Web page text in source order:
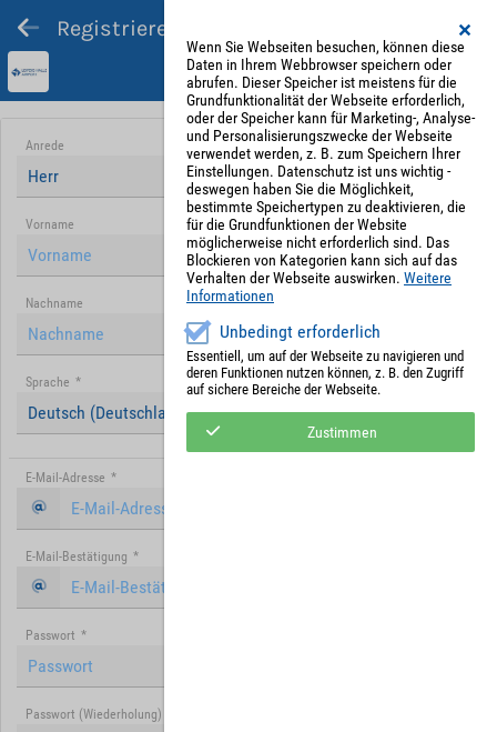
Registrieren und Angebot abgeben
Anrede
Herr
Vorname
Nachname
Sprache *
Deutsch (Deutschland)
E-Mail-Adresse *
E-Mail-Bestätigung *
Passwort *
Passwort (Wiederholung)
Wenn Sie Webseiten besuchen, können diese
Daten in Ihrem Webbrowser speichern oder
abrufen. Dieser Speicher ist meistens für die
Grundfunktionalität der Webseite erforderlich,
oder der Speicher kann für Marketing-, Analyse-
und Personalisierungszwecke der Webseite
verwendet werden, z. B. zum Speichern Ihrer
Einstellungen. Datenschutz ist uns wichtig -
deswegen haben Sie die Möglichkeit,
bestimmte Speichertypen zu deaktivieren, die
für die Grundfunktionen der Website
möglicherweise nicht erforderlich sind. Das
Blockieren von Kategorien kann sich auf das
Verhalten der Webseite auswirken. Weitere
Informationen
Unbedingt erforderlich
Essentiell, um auf der Webseite zu navigieren und
deren Funktionen nutzen können, z. B. den Zugriff
auf sichere Bereiche der Webseite.
Zustimmen